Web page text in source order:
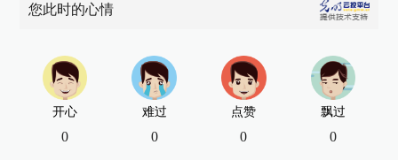
您此时的心情
开心
0
难过
0
点赞
0
飘过
0